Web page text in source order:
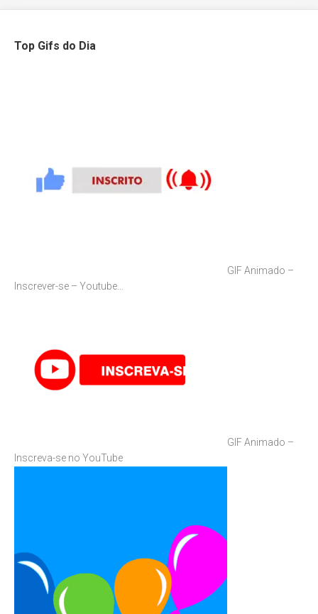
Top Gifs do Dia
GIF Animado –
Inscrever-se – Youtube…
GIF Animado –
Inscreva-se no YouTube